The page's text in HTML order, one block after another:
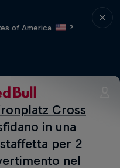
of America
?
Cross
in una
per 2
nel